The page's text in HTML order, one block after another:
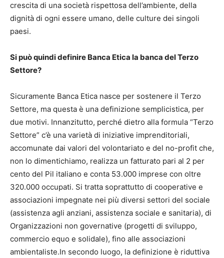
crescita di una società rispettosa dell’ambiente, della
dignità di ogni essere umano, delle culture dei singoli
paesi.
Si può quindi definire Banca Etica la banca del Terzo
Settore?
Sicuramente Banca Etica nasce per sostenere il Terzo
Settore, ma questa è una definizione semplicistica, per
due motivi. Innanzitutto, perché dietro alla formula “Terzo
Settore” c’è una varietà di iniziative imprenditoriali,
accomunate dai valori del volontariato e del no-profit che,
non lo dimentichiamo, realizza un fatturato pari al 2 per
cento del Pil italiano e conta 53.000 imprese con oltre
320.000 occupati. Si tratta soprattutto di cooperative e
associazioni impegnate nei più diversi settori del sociale
(assistenza agli anziani, assistenza sociale e sanitaria), di
Organizzazioni non governative (progetti di sviluppo,
commercio equo e solidale), fino alle associazioni
ambientaliste.In secondo luogo, la definizione è riduttiva